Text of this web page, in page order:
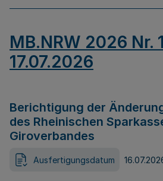
MB.NRW 2026 Nr.
17.07.2026
Berichtigung der
des Rheinischen
Giroverbandes
Ausfertigungsdatum